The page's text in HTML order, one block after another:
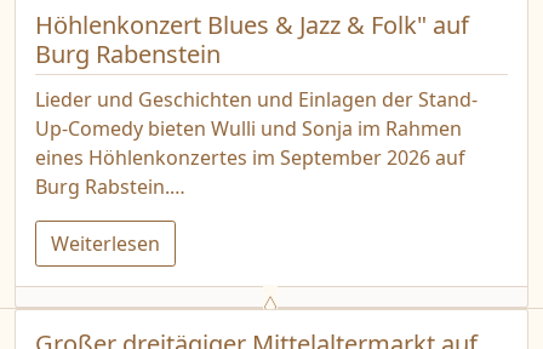
Höhlenkonzert Blues & Jazz & Folk" auf
Burg Rabenstein
Lieder und Geschichten und Einlagen der Stand-
Up-Comedy bieten Wulli und Sonja im Rahmen
eines Höhlenkonzertes im September 2026 auf
Burg Rabstein.…
Weiterlesen